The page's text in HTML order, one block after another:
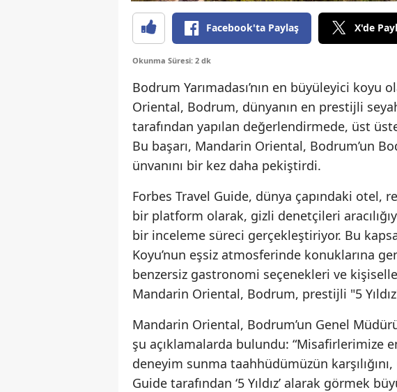
Facebook'ta Paylaş X'de
Okunma Süresi: 2 dk
Bodrum Yarımadası’nın en büyüleyici koyu
Oriental, Bodrum, dünyanın en prestijli
tarafından yapılan değerlendirmede, üst
Bu başarı, Mandarin Oriental, Bodrum’un
ünvanını bir kez daha pekiştirdi.
Forbes Travel Guide, dünya çapındaki otel,
bir platform olarak, gizli denetçileri
bir inceleme süreci gerçekleştiriyor. Bu
Koyu’nun eşsiz atmosferinde konuklarına
benzersiz gastronomi seçenekleri ve
Mandarin Oriental, Bodrum, prestijli "5
Mandarin Oriental, Bodrum’un Genel
şu açıklamalarda bulundu: “Misafirlerimize
deneyim sunma taahhüdümüzün
Guide tarafından ‘5 Yıldız’ alarak görmek